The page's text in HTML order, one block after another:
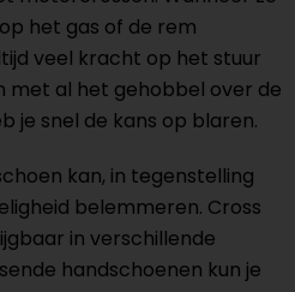
het gas of de rem
veel kracht op het stuur
met al het gehobbel over de
je snel de kans op blaren.
kan, in tegenstelling
belemmeren. Cross
in verschillende
handschoenen kun je